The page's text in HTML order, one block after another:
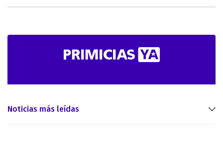
Noticias más leídas